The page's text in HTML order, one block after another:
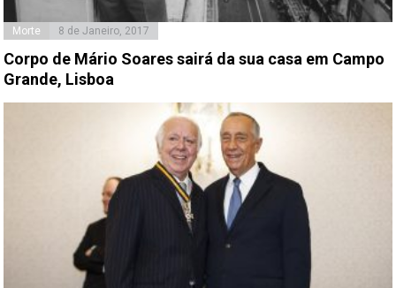
Morte 8 de Janeiro, 2017
Corpo de Mário Soares sairá da sua casa em Campo
Grande, Lisboa